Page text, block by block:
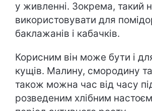
у живленні. Зокрема, такий
використовувати для
баклажанів і кабачків.
Корисним він може бути і
кущів. Малину, смородину
також можна час від часу
розведеним хлібним